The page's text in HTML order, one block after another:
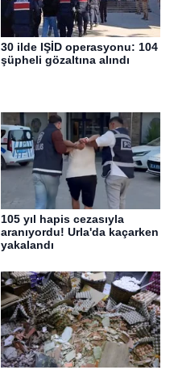
30 ilde IŞİD operasyonu: 104
şüpheli gözaltına alındı
105 yıl hapis cezasıyla
aranıyordu! Urla'da kaçarken
yakalandı